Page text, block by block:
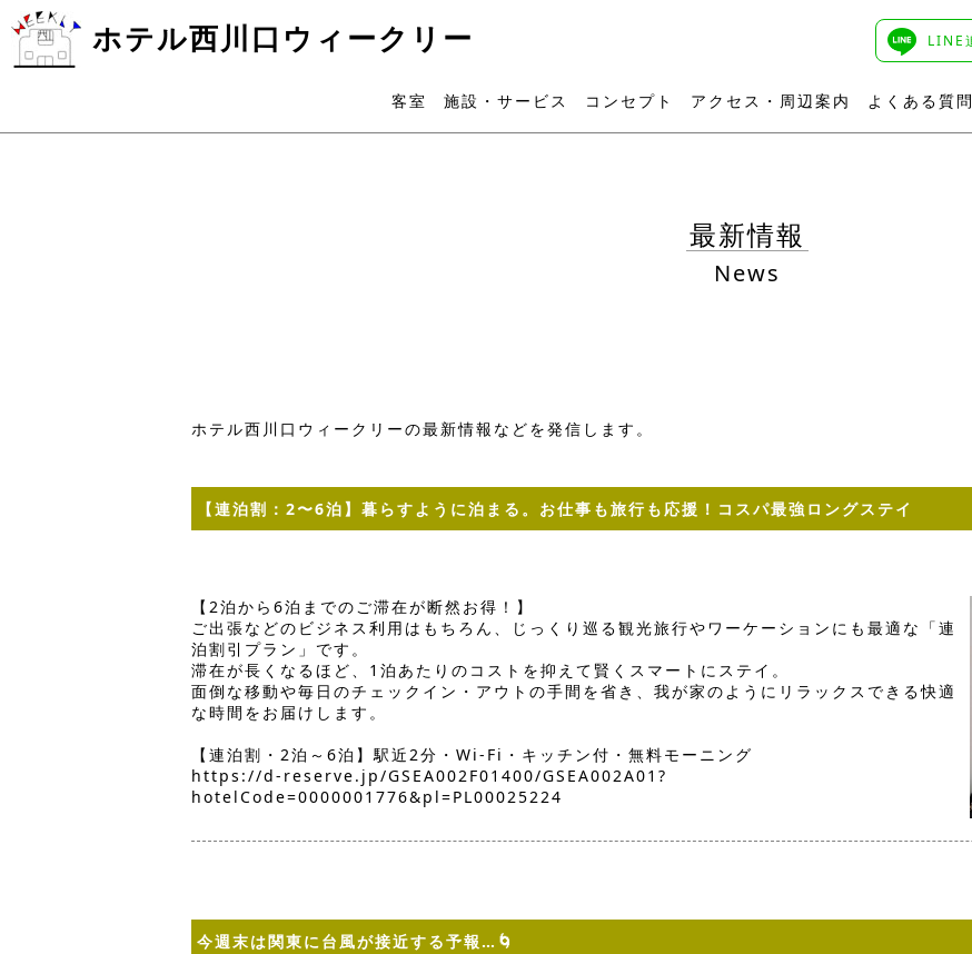
ホテル西川口ウィークリー LINE
客室 施設・サービス コンセプト アクセス・周辺案内 よくある質問
最新情報
News
ホテル西川口ウィークリーの最新情報などを発信します。
【連泊割：2〜6泊】暮らすように泊まる。お仕事も旅行も応援！コスパ最強ロングステイ
【2泊から6泊までのご滞在が断然お得！】
ご出張などのビジネス利用はもちろん、じっくり巡る観光旅行やワーケーションにも最適な「連
泊割引プラン」です。
滞在が長くなるほど、1泊あたりのコストを抑えて賢くスマートにステイ。
面倒な移動や毎日のチェックイン・アウトの手間を省き、我が家のようにリラックスできる快適
な時間をお届けします。
【連泊割・2泊～6泊】駅近2分・Wi-Fi・キッチン付・無料モーニング
https://d-reserve.jp/GSEA002F01400/GSEA002A01?
hotelCode=0000001776&pl=PL00025224
今週末は関東に台風が接近する予報…🌀